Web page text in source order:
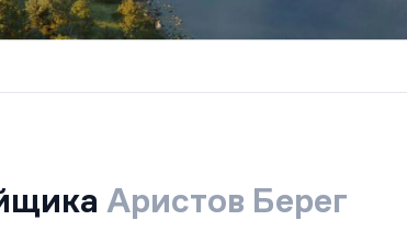
Аристов Берег